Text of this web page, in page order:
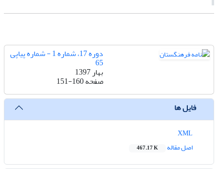
دوره 17، شماره 1 - شماره پیاپی
65
بهار 1397
صفحه151-160
فایل ها
اصل مقاله
467.17 K